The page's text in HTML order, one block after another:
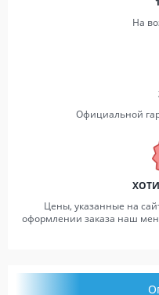
На
Официальной
Цены, указанные на
оформлении заказа наш